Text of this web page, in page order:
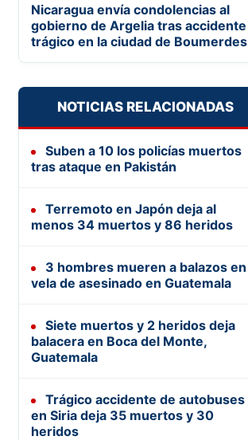
Nicaragua envía condolencias al
gobierno de Argelia tras accidente
trágico en la ciudad de Boumerdes
NOTICIAS RELACIONADAS
Suben a 10 los policías muertos
tras ataque en Pakistán
Terremoto en Japón deja al
menos 34 muertos y 86 heridos
3 hombres mueren a balazos en
vela de asesinado en Guatemala
Siete muertos y 2 heridos deja
balacera en Boca del Monte,
Guatemala
Trágico accidente de autobuses
en Siria deja 35 muertos y 30
heridos